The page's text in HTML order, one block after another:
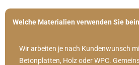
Welche Materialien verwenden Sie
Wir arbeiten je nach Kundenwunsch
Betonplatten, Holz oder WPC.